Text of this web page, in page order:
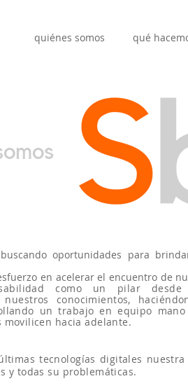
quiénes somos qué
oportunidades para
en acelerar el encuentro de
como un pilar
nuestros conocimientos,
un trabajo en equipo
movilicen hacia adelante.
tecnologías digitales
y todas su problemáticas.